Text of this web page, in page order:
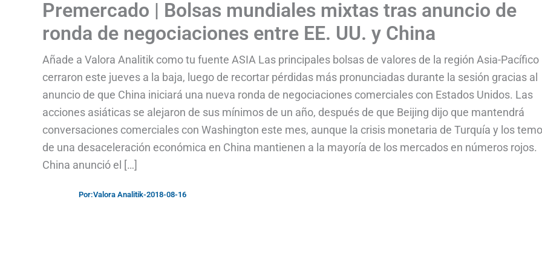
Premercado | Bolsas mundiales mixtas tras anuncio de
ronda de negociaciones entre EE. UU. y China
Añade a Valora Analitik como tu fuente ASIA Las principales bolsas de valores de la región Asia-Pacífico
cerraron este jueves a la baja, luego de recortar pérdidas más pronunciadas durante la sesión gracias al
anuncio de que China iniciará una nueva ronda de negociaciones comerciales con Estados Unidos. Las
acciones asiáticas se alejaron de sus mínimos de un año, después de que Beijing dijo que mantendrá
conversaciones comerciales con Washington este mes, aunque la crisis monetaria de Turquía y los
de una desaceleración económica en China mantienen a la mayoría de los mercados en números rojos.
China anunció el […]
Por:Valora Analitik-2018-08-16